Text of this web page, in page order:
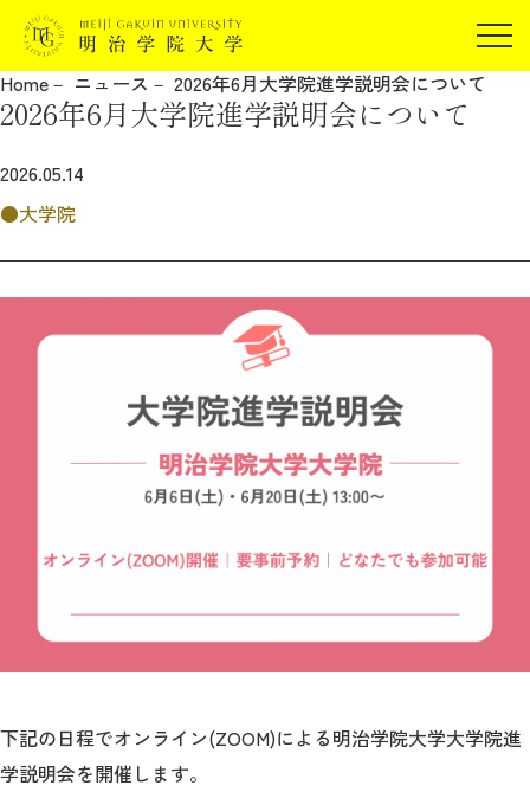
在学生の方
卒業生の方
地域・一般の方
報道関係の方
JP
保証人の方
地域・一般の方
報道関係の方
明治学院大学について
学生生活
キャリア
Home ニュース 2026年6月大学院進学説明会について
2026年6月大学院進学説明会について
2026.05.14
大学院
下記の日程でオンライン(ZOOM)による明治学院大学大学院進
学説明会を開催します。